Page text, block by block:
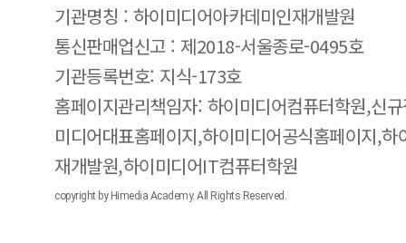
기관명칭 : 하이미디어아카데미인재개발원
통신판매업신고 : 제2018-서울종로-0495호
기관등록번호: 지식-173호
홈페이지관리책임자: 하이미디어컴퓨터학원,신
미디어대표홈페이지,하이미디어공식홈페이지,
재개발원,하이미디어IT컴퓨터학원
copyright by Himedia Academy. All Rights Reserved.